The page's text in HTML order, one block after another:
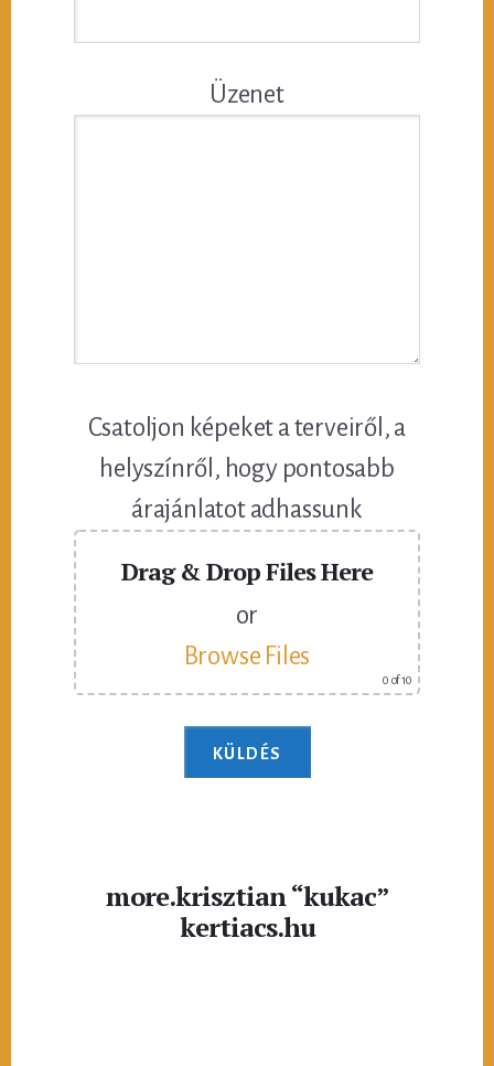
Üzenet
Csatoljon képeket a terveiről, a
helyszínről, hogy pontosabb
árajánlatot adhassunk
Drag & Drop Files Here
or
Browse Files
0 of 10
more.krisztian “kukac”
kertiacs.hu